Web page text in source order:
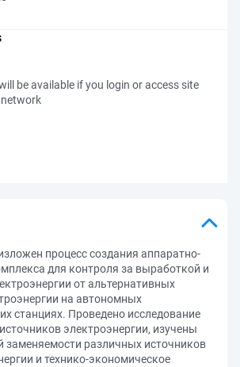
be available if you login or access site
процесс создания аппаратно-
для контроля за выработкой и
от альтернативных
на автономных
станциях. Проведено исследование
электроэнергии, изучены
заменяемости различных источников
и технико-экономическое